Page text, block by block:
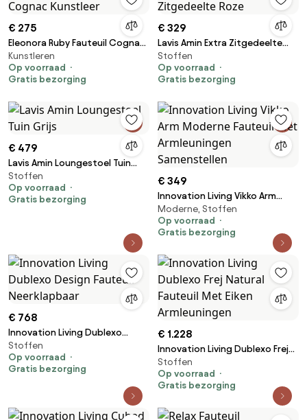
€ 275
Eleonora Ruby Fauteuil Cognac
Kunstleer
Kunstleren
Op voorraad
Gratis bezorging
€ 329
Lavis Amin Extra Zitgedeelte
Roze
Stoffen
Op voorraad
Gratis bezorging
€ 479
Lavis Amin Loungestoel Tuin
Grijs
Stoffen
Op voorraad
Gratis bezorging
€ 349
Innovation Living Vikko Arm
Moderne Fauteuil Met
Armleuningen Samenstellen
Moderne, Stoffen
Op voorraad
Gratis bezorging
€ 768
Innovation Living Dublexo
Design Fauteuil Neerklapbaar
Stoffen
Op voorraad
Gratis bezorging
€ 1.228
Innovation Living Dublexo Frej
Natural Fauteuil Met Eiken
Armleuningen
Stoffen
Op voorraad
Gratis bezorging